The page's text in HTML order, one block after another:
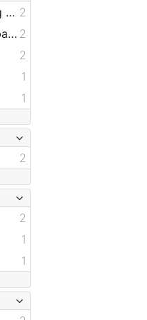
Zagreb na pragu modernog doba 2
Digitalizirana zagrebačka baština 2
2
1
1
2
2
1
1